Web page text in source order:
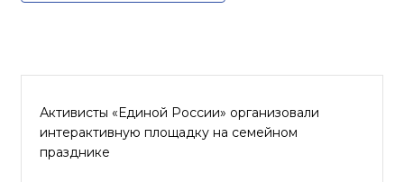
Активисты «Единой России» организовали
интерактивную площадку на семейном
празднике